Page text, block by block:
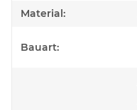
Material:
Bauart: